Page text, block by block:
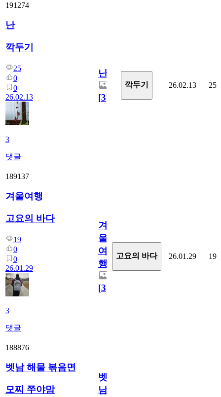
191274
난
깍두기
25
0
0
26.02.13
3
댓글
난
[3]
깍두기 26.02.13 25
189137
겨울여행
고요의 바다
19
0
0
26.01.29
3
댓글
겨
울
여
행
[3]
고요의 바다 26.01.29 19
188876
벳남 해물 볶음면
모찌 쭈야맘
벳
남